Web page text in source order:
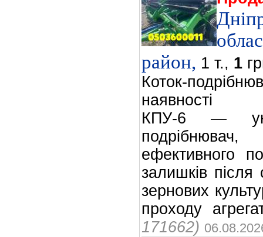
район, 1 т., 1
Коток-
наявності
КПУ-6 —
ефективного
залишків після
зернових
проходу
171662)